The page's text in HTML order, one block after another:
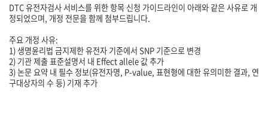
DTC 유전자검사 서비스를 위한 항목 신청 가이드라인이 아래와 같은 사유로 개
정되었으며, 개정 전문을 함께 첨부드립니다.
주요 개정 사유:
1) 생명윤리법 금지제한 유전자 기준에서 SNP 기준으로 변경
2) 기관 제출 표준설명서 내 Effect allele 값 추가
3) 논문 요약 내 필수 정보(유전자명, P-value, 표현형에 대한 유의미한 결과, 연
구대상자의 수 등) 기재 추가